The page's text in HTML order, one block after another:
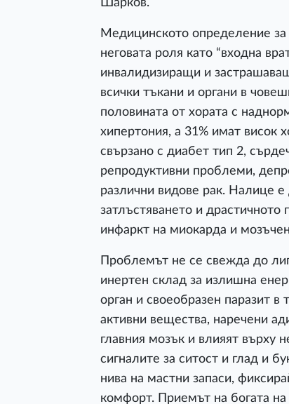
Шарков.
Медицинското определение за
неговата роля като “входна
инвалидизиращи и
всички тъкани и органи в
половината от хората с
хипертония, а 31% имат висок
свързано с диабет тип 2,
репродуктивни проблеми,
различни видове рак. Налице
затлъстяването и
инфаркт на миокарда и
Проблемът не се свежда до
инертен склад за излишна
орган и своеобразен паразит
активни вещества, наречени
главния мозък и влияят върху
сигналите за ситост и глад и
нива на мастни запаси,
комфорт. Приемът на богата